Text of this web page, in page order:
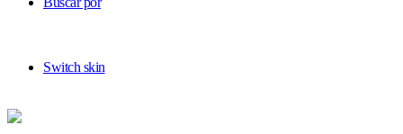
Switch skin